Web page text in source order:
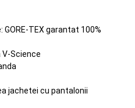
TEX garantat 100%
Science
jachetei cu pantalonii